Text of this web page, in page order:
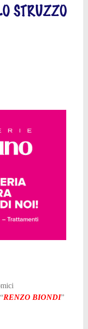
STRUZZO
RENZO BIONDI”